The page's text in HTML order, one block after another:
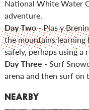
National White Water
adventure.
Day Two- Plas y
the mountains
safely, perhaps using a
Day Three - Surf
arena and then surf on
NEARBY